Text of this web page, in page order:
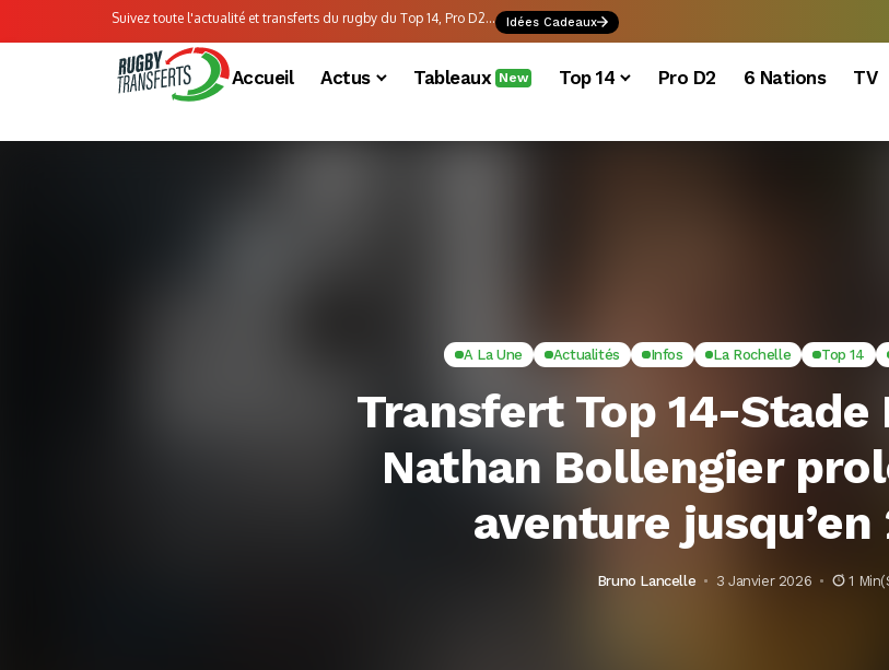
Suivez toute l'actualité et transferts du rugby du Top 14, Pro D2... Idées Cadeaux
Accueil Actus Tableaux New Top 14 Pro D2 6 Nations TV
A La Une Actualités Infos La Rochelle Top 14
Transfert Top 14-Stade
Nathan Bollengier
aventure jusqu’en
Bruno Lancelle 3 Janvier 2026 1